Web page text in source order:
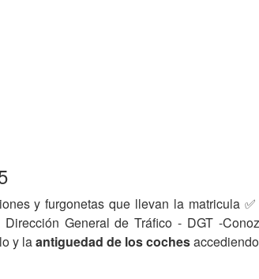
y furgonetas que llevan la matricula
General de Tráfico - DGT -
y laantiguedad de los coches